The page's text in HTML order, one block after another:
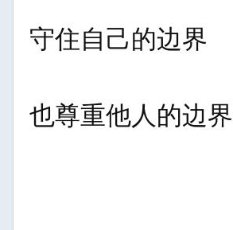
守住自己的边界
也尊重他人的边界